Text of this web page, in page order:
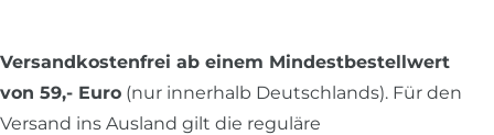
Versandkostenfrei ab einem Mindestbestellwert
von 59,- Euro (nur innerhalb Deutschlands). Für den
Versand ins Ausland gilt die reguläre